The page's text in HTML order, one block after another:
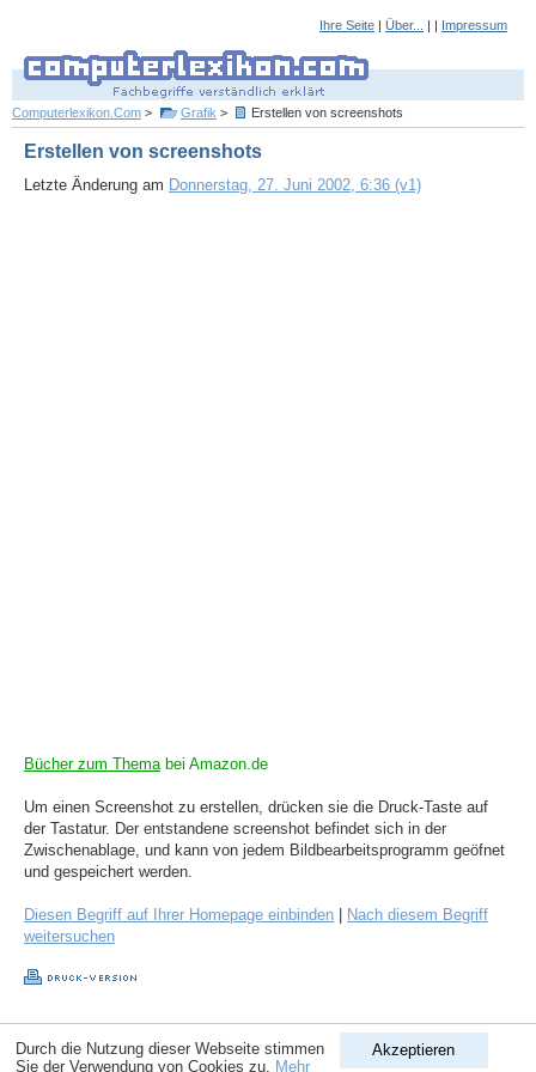
Ihre Seite | Über... | | Impressum
Computerlexikon.Com > Grafik > Erstellen von screenshots
Erstellen von screenshots
Letzte Änderung am Donnerstag, 27. Juni 2002, 6:36 (v1)
Bücher zum Themabei Amazon.de
Um einen Screenshot zu erstellen, drücken sie die Druck-Taste auf
der Tastatur. Der entstandene screenshot befindet sich in der
Zwischenablage, und kann von jedem Bildbearbeitsprogramm geöfnet
und gespeichert werden.
Diesen Begriff auf Ihrer Homepage einbinden
Nach diesem Begriff
weitersuchen
Akzeptieren
Durch die Nutzung dieser Webseite stimmen
Sie der Verwendung von Cookies zu. Mehr
Copyright © 1998-2026ComputerLexikon.Com| All rights reserved.